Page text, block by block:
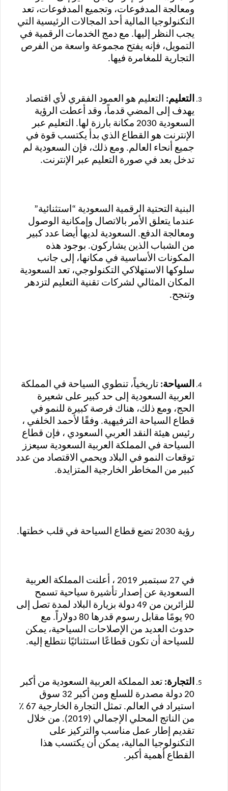
ومعالجة المدفوعات، وتجميع المدفوعات، تعد
التكنولوجيا المالية أحد المجالات الرئيسية التي
يجب النظر إليها. مع دمج الخدمات الرقمية في
التمويل، فإنه يفتح مجموعة واسعة من الفرص
التجارية للمغامرة فيها.
التعليم: التعليم هو العمود الفقري لأي اقتصاد
يهدف إلى المضي قدماً، وقد أعطت الرؤية
السعودية 2030 مكانة بارزة لها. التعليم عبر
الإنترنت هو القطاع الذي بدأ يكتسب قوة في
جميع أنحاء العالم. ومع ذلك، فإن السعودية لم
تدخل بعد في صورة التعليم عبر الإنترنت.
البنية التحتية الرقمية السعودية “استثنائية”
عندما يتعلق الأمر بالاتصال وإمكانية الوصول
ومعالجة الدفع. السعودية لديها أيضا عدد كبير
من الشباب الذين يشاركون. بوجود هذه
المكونات الأساسية في مكانها، إلى جانب
سلوكها الاستهلاكي التكنولوجي، تعد السعودية
المكان المثالي لشركات تقنية التعليم لتزدهر
وتنجح.
السياحة: تاريخياً، تنطوي السياحة في المملكة
العربية السعودية إلى حد كبير على شعيرة
الحج، ومع ذلك، هناك فرصة كبيرة للنمو في
قطاع السياحة الترفيهية. وفقًا لأحمد الخلفي ،
رئيس هيئة النقد العربي السعودي ، فإن قطاع
السياحة في المملكة العربية السعودية سيعزز
توقعات النمو في البلاد ويحمي الاقتصاد من عدد
كبير من المخاطر الخارجية المتزايدة.
رؤية 2030 تضع قطاع السياحة في قلب خطتها.
في 27 سبتمبر 2019 ، أعلنت المملكة العربية
السعودية عن إصدار تأشيرة سياحية تسمح
للزائرين من 49 دولة بزيارة البلاد لمدة تصل إلى
90 يومًا مقابل رسوم قدرها 80 دولاراً. مع
حدوث العديد من الإصلاحات السياحية، يمكن
للسياحة أن تكون قطاعًا استثنائيًا نتطلع إليه.
التجارة: تعد المملكة العربية السعودية من أكبر
20 دولة مصدرة للسلع ومن أكبر 32 سوق
استيراد في العالم. تمثل التجارة الخارجية 67 ٪
من الناتج المحلي الإجمالي (2019). من خلال
تقديم إطار عمل مناسب والتركيز على
التكنولوجيا المالية، يمكن أن يكتسب هذا
القطاع أهمية أكبر.